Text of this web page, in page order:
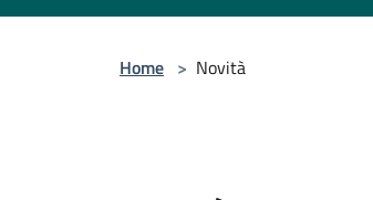
Home > Novità